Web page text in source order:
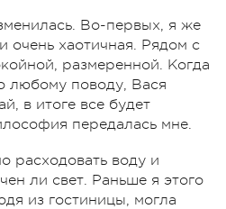
Во-первых, я же
очень хаотичная. Рядом с
размеренной. Когда
любому поводу, Вася
в итоге все будет
передалась мне.
расходовать воду и
ли свет. Раньше я этого
из гостиницы, могла